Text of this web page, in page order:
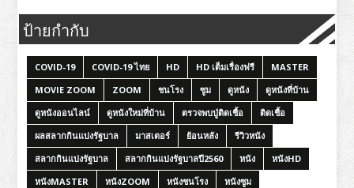
ป้ายกำกับ
COVID-19 COVID-19 ไทย HD HD เต็มเรื่องฟรี
MASTER
MOVIE ZOOM
ZOOM ชนโรง ซูม ดูหนัง
ดูหนังที่บ้าน
ดูหนังออนไลน์
ดูหนังใหม่ที่บ้าน ตรวจพบปู่ติดเชื้อ
ติดเชื้อ
ผลสลากกินแบ่งรัฐบาล
มาสเตอร์ ย้อนหลัง
รีวิวหนัง
สลากกินแบ่งรัฐบาล
สลากกินแบ่งรัฐบาลปี2560 หนัง
หนังHD
หนังMASTER
หนังZOOM หนังชนโรง
หนังซูม